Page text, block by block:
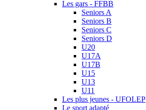
Les gars - FFBB
Seniors A
Seniors B
Seniors C
Seniors D
U20
U17A
U17B
U15
U13
U11
Les plus jeunes - UFOLEP
Le sport adapté